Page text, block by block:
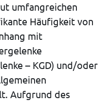
umfangreichen
Häufigkeit von
mit
– KGD) und/oder
Aufgrund des